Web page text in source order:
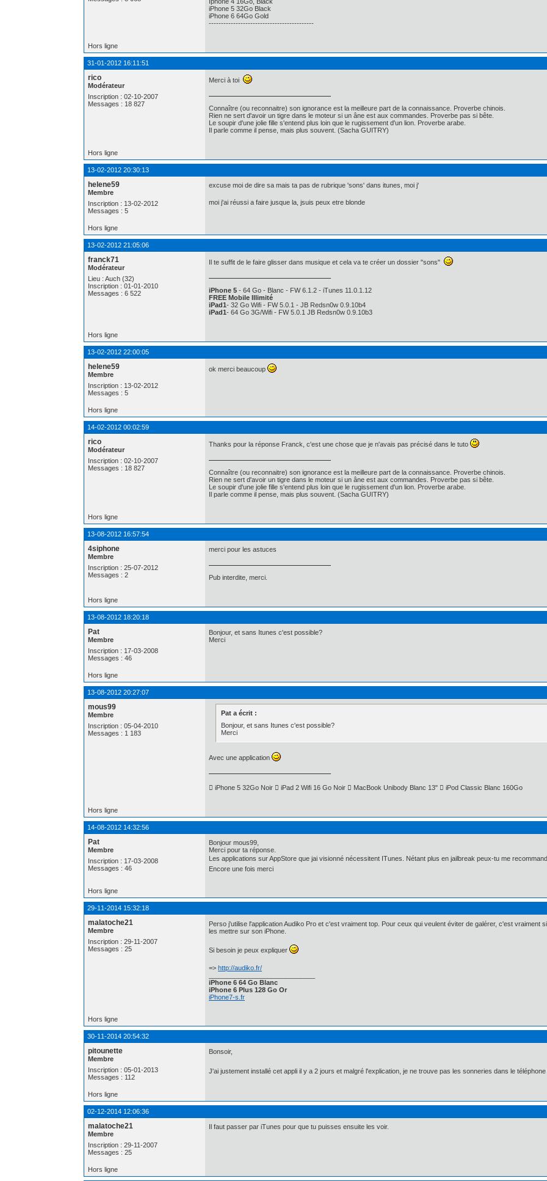
iPhone 5 32Go Black
iPhone 6 64Go Gold
-------------------------------------------
Hors ligne
31-01-2012 16:11:51
rico
Modérateur
Inscription : 02-10-2007
Messages : 18 827
Merci à toi
Connaître (ou reconnaitre) son ignorance est la meilleure part de la connaissance. Proverbe chinois.
Rien ne sert d'avoir un tigre dans le moteur si un âne est aux commandes. Proverbe pas si bête.
Le soupir d'une jolie fille s'entend plus loin que le rugissement d'un lion. Proverbe arabe.
Il parle comme il pense, mais plus souvent. (Sacha GUITRY)
Hors ligne
13-02-2012 20:30:13
helene59
Membre
Inscription : 13-02-2012
Messages : 5
excuse moi de dire sa mais ta pas de rubrique 'sons' dans itunes, moi j'
moi j'ai réussi a faire jusque la, jsuis peux etre blonde
Hors ligne
13-02-2012 21:05:06
franck71
Modérateur
Lieu : Auch (32)
Inscription : 01-01-2010
Messages : 6 522
Il te suffit de le faire glisser dans musique et cela va te créer un dossier "sons"
iPhone 5 - 64 Go - Blanc - FW 6.1.2 - iTunes 11.0.1.12
FREE Mobile Illimité
iPad1 - 32 Go Wifi - FW 5.0.1 - JB Redsn0w 0.9.10b4
iPad1 - 64 Go 3G/Wifi - FW 5.0.1 JB Redsn0w 0.9.10b3
Hors ligne
13-02-2012 22:00:05
helene59
Membre
Inscription : 13-02-2012
Messages : 5
ok merci beaucoup
Hors ligne
14-02-2012 00:02:59
rico
Modérateur
Inscription : 02-10-2007
Messages : 18 827
Thanks pour la réponse Franck, c'est une chose que je n'avais pas précisé dans le tuto
Connaître (ou reconnaitre) son ignorance est la meilleure part de la connaissance. Proverbe chinois.
Rien ne sert d'avoir un tigre dans le moteur si un âne est aux commandes. Proverbe pas si bête.
Le soupir d'une jolie fille s'entend plus loin que le rugissement d'un lion. Proverbe arabe.
Il parle comme il pense, mais plus souvent. (Sacha GUITRY)
Hors ligne
13-08-2012 16:57:54
4siphone
Membre
Inscription : 25-07-2012
Messages : 2
merci pour les astuces
Pub interdite, merci.
Hors ligne
13-08-2012 18:20:18
Pat
Membre
Inscription : 17-03-2008
Messages : 46
Bonjour, et sans Itunes c'est possible?
Merci
Hors ligne
13-08-2012 20:27:07
mous99
Membre
Inscription : 05-04-2010
Messages : 1 183
Pat a écrit :
Bonjour, et sans Itunes c'est possible?
Merci
Avec une application
 iPhone 5 32Go Noir  iPad 2 Wifi 16 Go Noir  MacBook Unibody Blanc 13"  iPod Classic Blanc 160Go
Hors ligne
14-08-2012 14:32:56
Pat
Membre
Inscription : 17-03-2008
Messages : 46
Bonjour mous99,
Merci pour ta réponse.
Les applications sur AppStore que jai visionné nécessitent ITunes. Nétant plus en jailbreak peux-tu me
Encore une fois merci
Hors ligne
29-11-2014 15:32:18
malatoche21
Membre
Inscription : 29-11-2007
Messages : 25
Perso j'utilise l'application Audiko Pro et c'est vraiment top. Pour ceux qui veulent éviter de galérer, c'est vraiment
les mettre sur son iPhone.
Si besoin je peux expliquer
=> http://audiko.fr/
iPhone 6 64 Go Blanc
iPhone 6 Plus 128 Go Or
iPhone7-s.fr
Hors ligne
30-11-2014 20:54:32
pitounette
Membre
Inscription : 05-01-2013
Messages : 112
Bonsoir,
J'ai justement installé cet appli il y a 2 jours et malgré l'explication, je ne trouve pas les sonneries dans le téléphone
Hors ligne
02-12-2014 12:06:36
malatoche21
Membre
Inscription : 29-11-2007
Messages : 25
Il faut passer par iTunes pour que tu puisses ensuite les voir.
Hors ligne